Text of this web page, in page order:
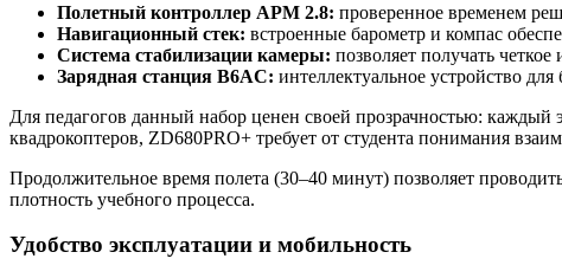
Полетный контроллер APM 2.8: проверенное временем
Навигационный стек: встроенные барометр и компас
Система стабилизации камеры: позволяет получать
Зарядная станция B6AC: интеллектуальное устройство
Для педагогов данный набор ценен своей прозрачностью:
квадрокоптеров, ZD680PRO+ требует от студента понимания
Продолжительное время полета (30–40 минут) позволяет
плотность учебного процесса.
Удобство эксплуатации и мобильность